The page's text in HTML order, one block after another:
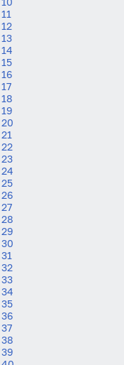
11
12
13
14
15
16
17
18
19
20
21
22
23
24
25
26
27
28
29
30
31
32
33
34
35
36
37
38
39